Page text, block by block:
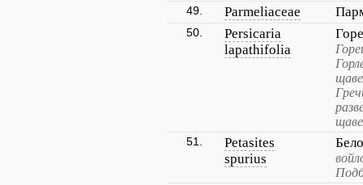
49. Parmeliaceae
50.
Persicaria
lapathifolia
51.
Petasites
spurius